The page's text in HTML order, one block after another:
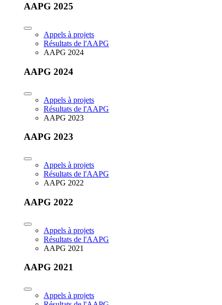
AAPG 2025
Appels à projets
Résultats de l'AAPG
AAPG 2024
AAPG 2024
Appels à projets
Résultats de l'AAPG
AAPG 2023
AAPG 2023
Appels à projets
Résultats de l'AAPG
AAPG 2022
AAPG 2022
Appels à projets
Résultats de l'AAPG
AAPG 2021
AAPG 2021
Appels à projets